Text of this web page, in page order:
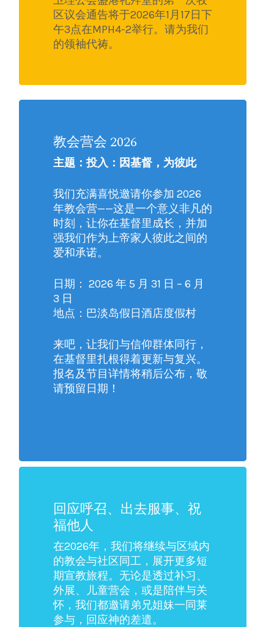
区议会通告将于2026年1月17日下
午3点在MPH4-2举行。请为我们
的领袖代祷。
教会营会 2026
主题：投入：因基督，为彼此
我们充满喜悦邀请你参加 2026
年教会营——这是一个意义非凡的
时刻，让你在基督里成长，并加
强我们作为上帝家人彼此之间的
爱和承诺。
日期： 2026 年 5 月 31 日 – 6 月
3 日
地点：巴淡岛假日酒店度假村
来吧，让我们与信仰群体同行，
在基督里扎根得着更新与复兴。
报名及节目详情将稍后公布，敬
请预留日期！
回应呼召、出去服事、祝
福他人
在2026年，我们将继续与区域内
的教会与社区同工，展开更多短
期宣教旅程。无论是透过补习、
外展、儿童营会，或是陪伴与关
怀，我们都邀请弟兄姐妹一同莱
参与，回应神的差遣。